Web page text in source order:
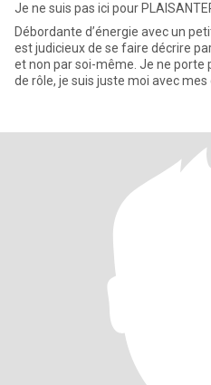
Je ne suis pas ici pour
Débordante d’énergie avec un
est judicieux de se faire décrire
et non par soi-même. Je ne porte pas de masque, je ne joue pas
de rôle, je suis juste moi avec